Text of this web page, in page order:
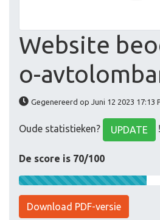
Website
o-
Gegenereerd op Juni 12 2023 17:13
Oude statistieken? UPDATE !
De score is 70/100
Download PDF-versie